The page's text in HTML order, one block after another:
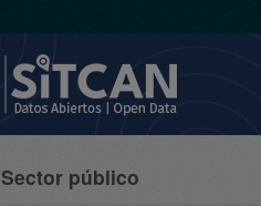
Sector público